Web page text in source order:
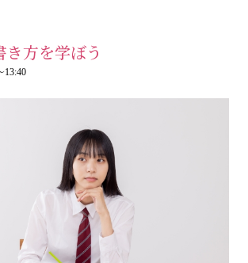
き方を学ぼう
13:40